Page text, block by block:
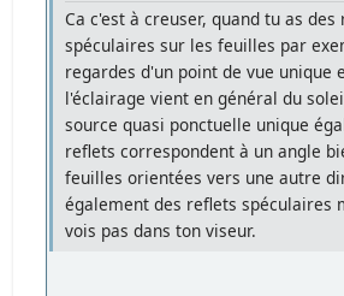
Ca c'est à creuser, quand tu as des
spéculaires sur les feuilles par
regardes d'un point de vue unique
l'éclairage vient en général du
source quasi ponctuelle unique
reflets correspondent à un angle
feuilles orientées vers une autre
également des reflets spéculaires
vois pas dans ton viseur.